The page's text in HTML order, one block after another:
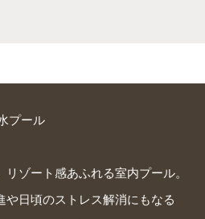
プール
リゾート感あふれる室内プール。
や日頃のストレス解消にもなる